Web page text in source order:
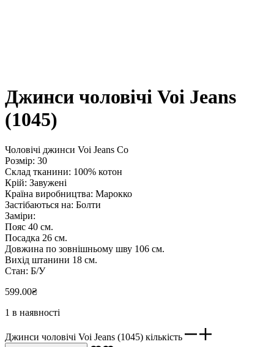
Джинси чоловічі Voi Jeans
(1045)
Чоловічі джинси Voi Jeans Co
Розмір: 30
Склад тканини: 100% котон
Крій: Завужені
Країна виробництва: Марокко
Застібаються на: Болти
Заміри:
Пояс 40 см.
Посадка 26 см.
Довжина по зовнішньому шву 106 см.
Вихід штанини 18 см.
Стан: Б/У
599.00₴
1 в наявності
Джинси чоловічі Voi Jeans (1045) кількість